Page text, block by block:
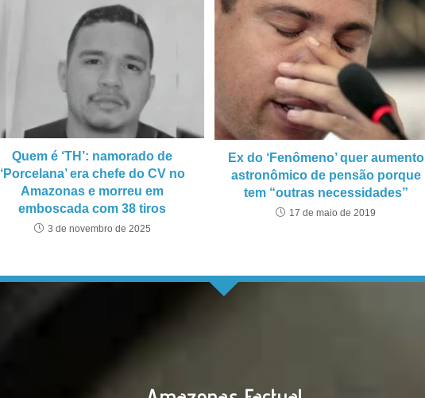
Quem é ‘TH’: namorado de
‘Porcelana’ era chefe do CV no
Amazonas e morreu em
emboscada com 38 tiros
3 de novembro de 2025
Ex do ‘Fenômeno’ quer aumento
astronômico de pensão porque
tem “outras necessidades”
17 de maio de 2019